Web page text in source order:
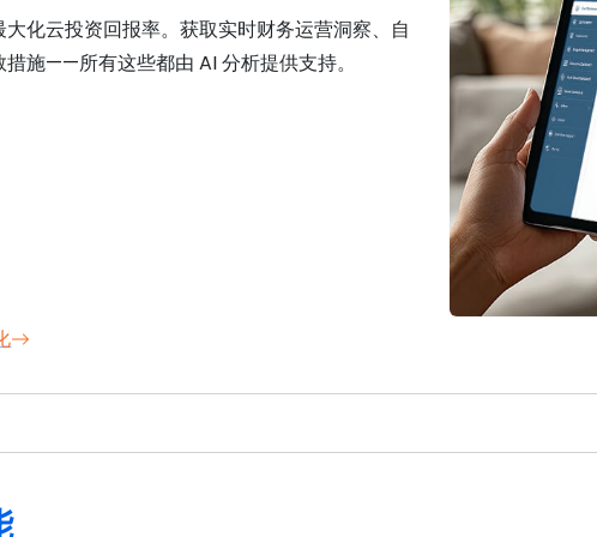
化云投资回报率。获取实时财务运营洞察、自
施——所有这些都由 AI 分析提供支持。